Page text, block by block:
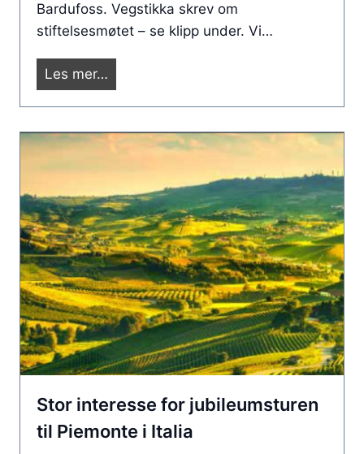
s
t
e
H
s
t
a
d
p
å
g
å
u
r
Bardufoss. Vegstikka skrev om
stiftelsesmøtet – se klipp under. Vi…
Les mer…
2
m
e
r
d
e
t
2
5
å
r
s
i
Stor interesse for jubileumsturen
til Piemonte i Italia